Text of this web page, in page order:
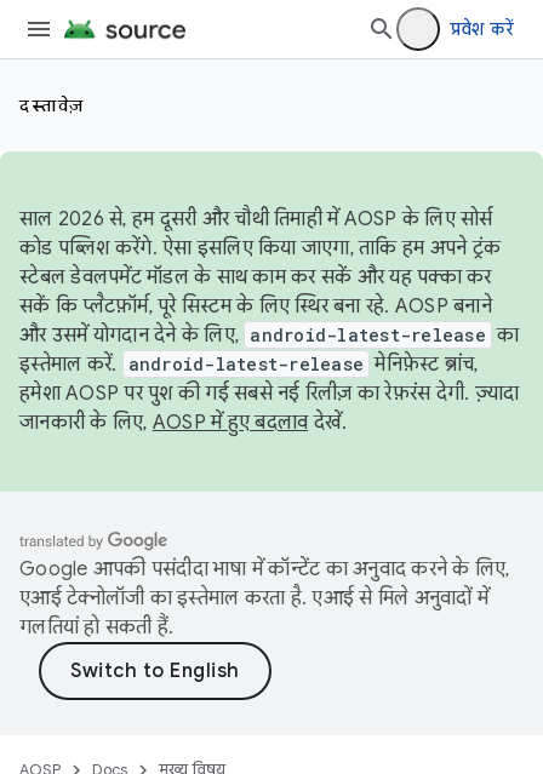
प्रवेश करें
दस्तावेज़
साल 2026 से, हम दूसरी और चौथी तिमाही में AOSP के लिए सोर्स
कोड पब्लिश करेंगे. ऐसा इसलिए किया जाएगा, ताकि हम अपने ट्रंक
स्टेबल डेवलपमेंट मॉडल के साथ काम कर सकें और यह पक्का कर
सकें कि प्लैटफ़ॉर्म, पूरे सिस्टम के लिए स्थिर बना रहे. AOSP बनाने
और उसमें योगदान देने के लिए, android-latest-release का
इस्तेमाल करें.
android-latest-release मेनिफ़ेस्ट ब्रांच,
हमेशा AOSP पर पुश की गई सबसे नई रिलीज़ का रेफ़रंस देगी. ज़्यादा
जानकारी के लिए, AOSP में हुए बदलावदेखें.
Google आपकी पसंदीदा भाषा में कॉन्टेंट का अनुवाद करने के लिए,
एआई टेक्नोलॉजी का इस्तेमाल करता है. एआई से मिले अनुवादों में
गलतियां हो सकती हैं.
AOSP Docs मुख्य विषय